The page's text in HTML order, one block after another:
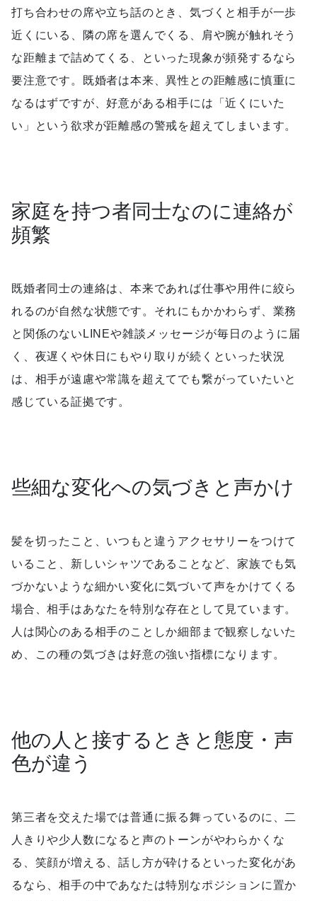
打ち合わせの席や立ち話のとき、気づくと相手が一歩
近くにいる、隣の席を選んでくる、肩や腕が触れそう
な距離まで詰めてくる、といった現象が頻発するなら
要注意です。既婚者は本来、異性との距離感に慎重に
なるはずですが、好意がある相手には「近くにいた
い」という欲求が距離感の警戒を超えてしまいます。
家庭を持つ者同士なのに連絡が
頻繁
既婚者同士の連絡は、本来であれば仕事や用件に絞ら
れるのが自然な状態です。それにもかかわらず、業務
と関係のないLINEや雑談メッセージが毎日のように届
く、夜遅くや休日にもやり取りが続くといった状況
は、相手が遠慮や常識を超えてでも繋がっていたいと
感じている証拠です。
些細な変化への気づきと声かけ
髪を切ったこと、いつもと違うアクセサリーをつけて
いること、新しいシャツであることなど、家族でも気
づかないような細かい変化に気づいて声をかけてくる
場合、相手はあなたを特別な存在として見ています。
人は関心のある相手のことしか細部まで観察しないた
め、この種の気づきは好意の強い指標になります。
他の人と接するときと態度・声
色が違う
第三者を交えた場では普通に振る舞っているのに、二
人きりや少人数になると声のトーンがやわらかくな
る、笑顔が増える、話し方が砕けるといった変化があ
るなら、相手の中であなたは特別なポジションに置か